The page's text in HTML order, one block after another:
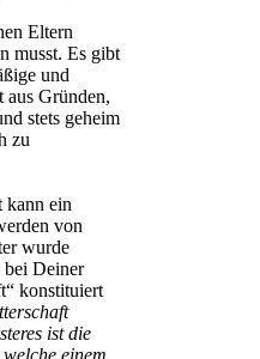
Eltern
musst. Es gibt
und
aus Gründen,
stets geheim
zu
kann ein
von
wurde
bei Deiner
konstituiert
ist die
einem